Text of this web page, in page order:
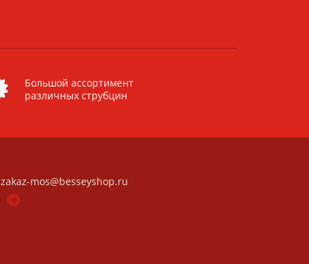
Большой ассортимент
различных струбцин
zakaz-mos@besseyshop.ru